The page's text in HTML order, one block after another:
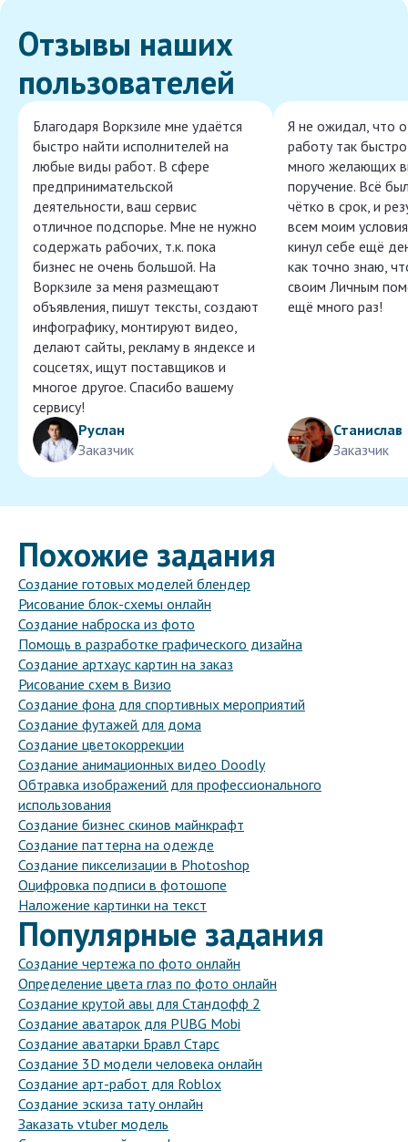
Отзывы наших
пользователей
Благодаря Воркзиле мне удаётся
быстро найти исполнителей на
любые виды работ. В сфере
предпринимательской
деятельности, ваш сервис
отличное подспорье. Мне не нужно
содержать рабочих, т.к. пока
бизнес не очень большой. На
Воркзиле за меня размещают
объявления, пишут тексты, создают
инфографику, монтируют видео,
делают сайты, рекламу в яндексе и
соцсетях, ищут поставщиков и
многое другое. Спасибо вашему
сервису!
Руслан
Заказчик
Я не ожидал, что
работу так
много желающих
поручение. Всё
чётко в срок, и
всем моим
кинул себе ещё
как точно знаю,
своим Личным
ещё много раз!
Станислав
Заказчик
Похожие задания
Создание готовых моделей блендер
Рисование блок-схемы онлайн
Создание наброска из фото
Помощь в разработке графического дизайна
Создание артхаус картин на заказ
Рисование схем в Визио
Создание фона для спортивных мероприятий
Создание футажей для дома
Создание цветокоррекции
Создание анимационных видео Doodly
Обтравка изображений для профессионального
использования
Создание бизнес скинов майнкрафт
Создание паттерна на одежде
Создание пикселизации в Photoshop
Оцифровка подписи в фотошопе
Наложение картинки на текст
Популярные задания
Создание чертежа по фото онлайн
Определение цвета глаз по фото онлайн
Создание крутой авы для Стандофф 2
Создание аватарок для PUBG Mobi
Создание аватарки Бравл Старс
Создание 3D модели человека онлайн
Создание арт-работ для Roblox
Создание эскиза тату онлайн
Заказать vtuber модель